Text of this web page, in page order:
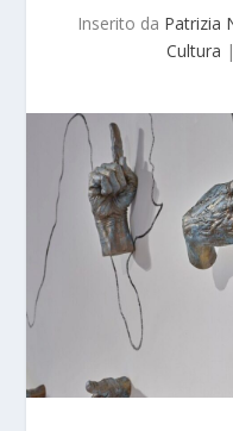
Inserito da Patrizia
Cultura |